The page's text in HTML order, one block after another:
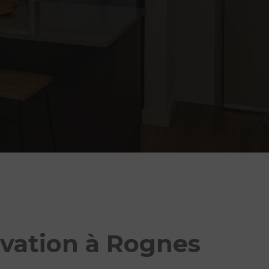
à Rognes